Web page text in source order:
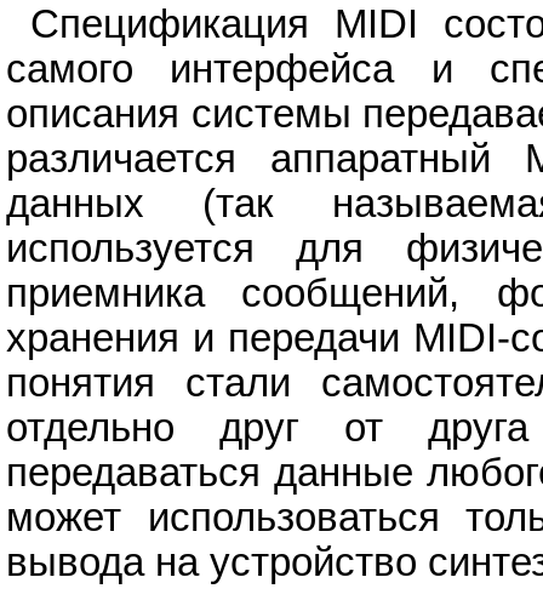
Спецификация MIDI
самого интерфейса и
описания системы
различается
данных (так
используется для
приемника сообщений,
хранения и передачи
понятия стали
отдельно друг от
передаваться данные
может использоваться
вывода на устройство